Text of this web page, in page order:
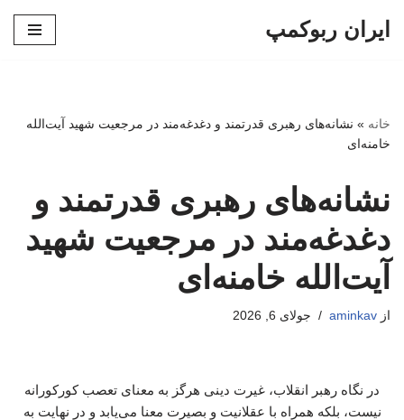
ایران ربوکمپ
خانه » نشانه‌های رهبری قدرتمند و دغدغه‌مند در مرجعیت شهید آیت‌الله
خامنه‌ای
نشانه‌های رهبری قدرتمند و
دغدغه‌مند در مرجعیت شهید
آیت‌الله خامنه‌ای
از aminkav جولای 6, 2026
در نگاه رهبر انقلاب، غیرت دینی هرگز به معنای تعصب کورکورانه
نیست، بلکه همراه با عقلانیت و بصیرت معنا می‌یابد و در نهایت به